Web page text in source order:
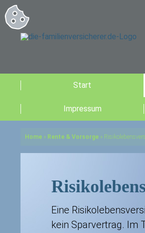
Start
Impressum
Home » Rente & Vorsorge »
Eine
kein Sparvertrag. Im